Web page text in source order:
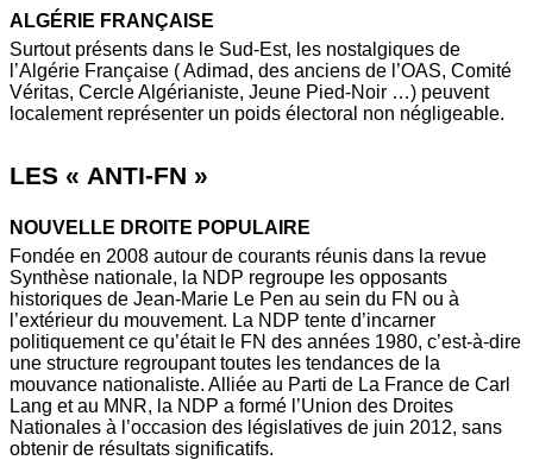
ALGÉRIE FRANÇAISE
Surtout présents dans le Sud-Est, les nostalgiques de
l’Algérie Française ( Adimad, des anciens de l’OAS, Comité
Véritas, Cercle Algérianiste, Jeune Pied-Noir …) peuvent
localement représenter un poids électoral non négligeable.
LES « ANTI-FN »
NOUVELLE DROITE POPULAIRE
Fondée en 2008 autour de courants réunis dans la revue
Synthèse nationale, la NDP regroupe les opposants
historiques de Jean-Marie Le Pen au sein du FN ou à
l’extérieur du mouvement. La NDP tente d’incarner
politiquement ce qu’était le FN des années 1980, c’est-à-dire
une structure regroupant toutes les tendances de la
mouvance nationaliste. Alliée au Parti de La France de Carl
Lang et au MNR, la NDP a formé l’Union des Droites
Nationales à l’occasion des législatives de juin 2012, sans
obtenir de résultats significatifs.